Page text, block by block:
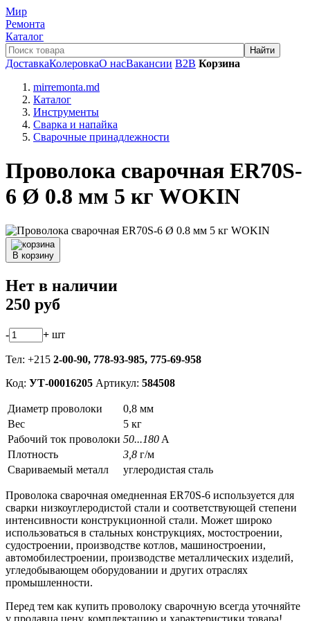
Мир
Ремонта
Каталог
ДоставкаКолеровкаО насВакансии B2B Корзина
mirremonta.md
Каталог
Инструменты
Сварка и напайка
Сварочные принадлежности
Проволока сварочная ER70S-
6 Ø 0.8 мм 5 кг WOKIN
В корзину
Нет в наличии
250 руб
- + шт
Тел: +215 2-00-90, 778-93-985, 775-69-958
Код: УТ-00016205 Артикул: 584508
Диаметр проволоки
0,8 мм
Вес
5 кг
Рабочий ток проволоки 50...180 A
Плотность
3,8 г/м
Свариваемый металл
углеродистая сталь
Проволока сварочная омедненная ER70S-6 используется для
сварки низкоуглеродистой стали и соответствующей степени
интенсивности конструкционной стали. Может широко
использоваться в стальных конструкциях, мостостроении,
судостроении, производстве котлов, машиностроении,
автомобилестроении, производстве металлических изделий,
угледобывающем оборудовании и других отраслях
промышленности.
Перед тем как купить проволоку сварочную всегда уточняйте
у продавца цену, комплектацию и характеристики товара!